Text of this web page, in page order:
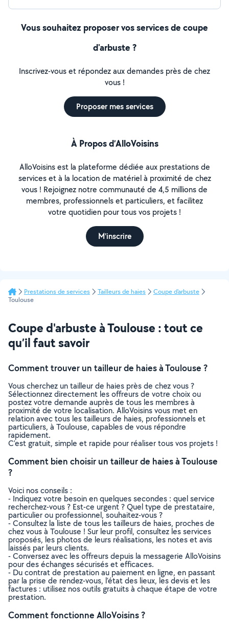
Vous souhaitez proposer vos services de coupe
d'arbuste ?
Inscrivez-vous et répondez aux demandes près de chez
vous !
Proposer mes services
À Propos d’AlloVoisins
AlloVoisins est la plateforme dédiée aux prestations de
services et à la location de matériel à proximité de chez
vous ! Rejoignez notre communauté de 4,5 millions de
membres, professionnels et particuliers, et facilitez
votre quotidien pour tous vos projets !
M'inscrire
Prestations de services Tailleurs de haies
Coupe d'arbuste
Toulouse
Coupe d'arbuste à Toulouse : tout ce
qu’il faut savoir
Comment trouver un tailleur de haies à Toulouse ?
Vous cherchez un tailleur de haies près de chez vous ?
Sélectionnez directement les offreurs de votre choix ou
postez votre demande auprès de tous les membres à
proximité de votre localisation. AlloVoisins vous met en
relation avec tous les tailleurs de haies, professionnels et
particuliers, à Toulouse, capables de vous répondre
rapidement.
C’est gratuit, simple et rapide pour réaliser tous vos projets !
Comment bien choisir un tailleur de haies à Toulouse
?
Voici nos conseils :
- Indiquez votre besoin en quelques secondes : quel service
recherchez-vous ? Est-ce urgent ? Quel type de prestataire,
particulier ou professionnel, souhaitez-vous ?
- Consultez la liste de tous les tailleurs de haies, proches de
chez vous à Toulouse ! Sur leur profil, consultez les services
proposés, les photos de leurs réalisations, les notes et avis
laissés par leurs clients.
- Conversez avec les offreurs depuis la messagerie AlloVoisins
pour des échanges sécurisés et efficaces.
- Du contrat de prestation au paiement en ligne, en passant
par la prise de rendez-vous, l’état des lieux, les devis et les
factures : utilisez nos outils gratuits à chaque étape de votre
prestation.
Comment fonctionne AlloVoisins ?